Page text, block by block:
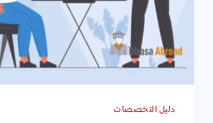
دليل التخصصات